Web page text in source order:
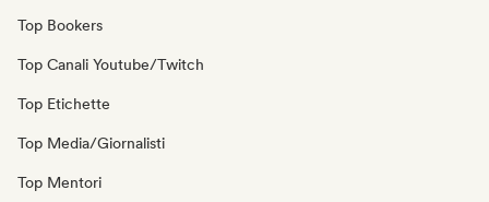
Top Bookers
Top Canali Youtube/Twitch
Top Etichette
Top Media/Giornalisti
Top Mentori